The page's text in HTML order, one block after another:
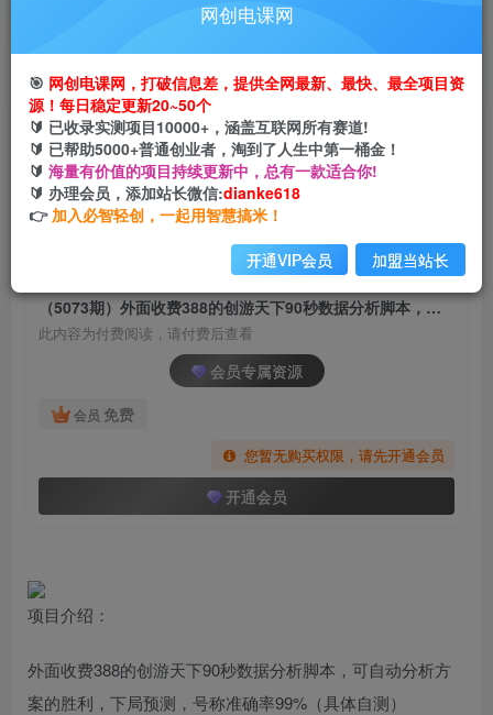
搭建同款网站，自己当老板
（5073期）外面收费388的创游天下90秒数据分析
脚本，号称准确率高【永久版脚本】
网创电课网
2年前发布
1537 197
（5073期）外面收费388的创游天下90秒数据分析脚本，号称准确率高【永久版脚本】
此内容为付费阅读，请付费后查看
会员专属资源
会员 免费
您暂无购买权限，请先开通会员
开通会员
项目介绍：
外面收费388的创游天下90秒数据分析脚本，可自动分析方
案的胜利，下局预测，号称准确率99%（具体自测）
网创电课网
🎯 网创电课网，打破信息差，提供全网最新、最快、最全项目资
源！每日稳定更新20~50个
🔰 已收录实测项目10000+，涵盖互联网所有赛道!
🔰 已帮助5000+普通创业者，淘到了人生中第一桶金！
🔰 海量有价值的项目持续更新中，总有一款适合你!
🔰 办理会员，添加站长微信:dianke618
👉 加入必智轻创，一起用智慧搞米！
开通VIP会员 加盟当站长